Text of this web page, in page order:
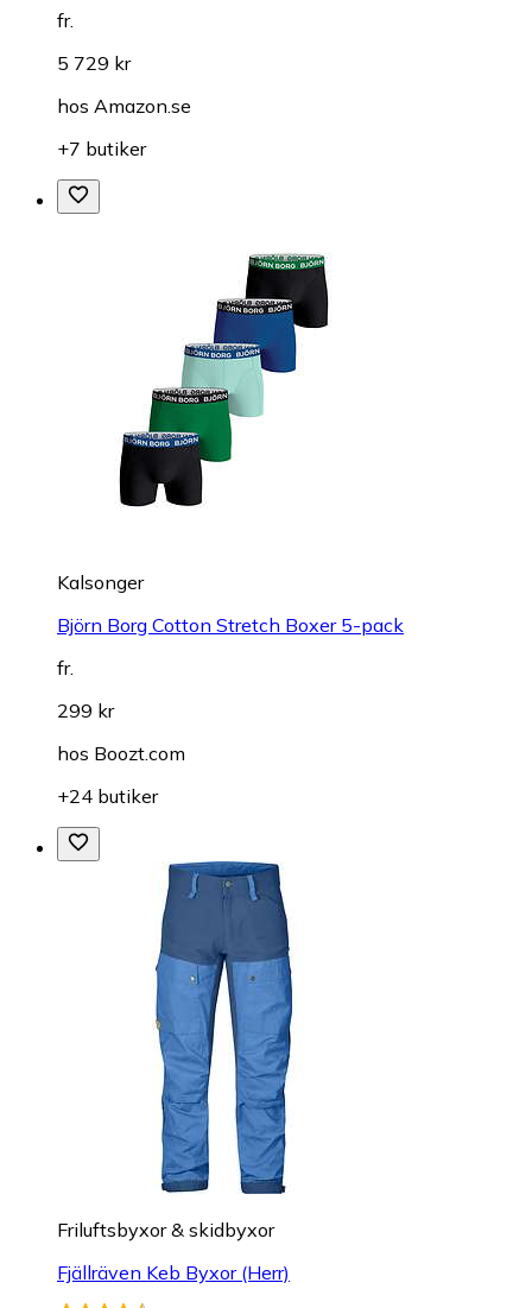
fr.
5 729 kr
hos Amazon.se
+7 butiker
Kalsonger
Björn Borg Cotton Stretch Boxer 5-pack
fr.
299 kr
hos Boozt.com
+24 butiker
Friluftsbyxor & skidbyxor
Fjällräven Keb Byxor (Herr)